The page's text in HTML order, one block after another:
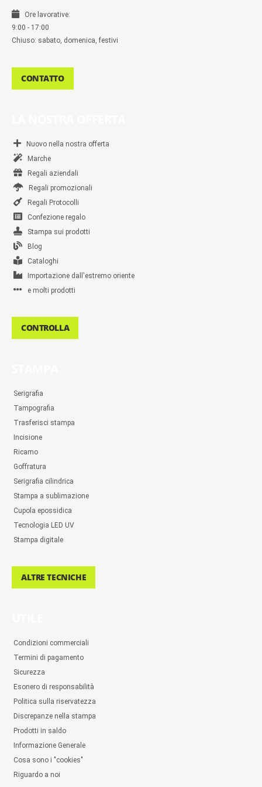
Ore lavorative:
9:00 - 17:00
Chiuso: sabato, domenica, festivi
CONTATTO
Nuovo nella nostra offerta
Marche
Regali aziendali
Regali promozionali
Regali Protocolli
Confezione regalo
Stampa sui prodotti
Blog
Cataloghi
Importazione dall'estremo oriente
e molti prodotti
CONTROLLA
Serigrafia
Tampografia
Trasferisci stampa
Incisione
Ricamo
Goffratura
Serigrafia cilindrica
Stampa a sublimazione
Cupola epossidica
Tecnologia LED UV
Stampa digitale
ALTRE TECNICHE
Condizioni commerciali
Termini di pagamento
Sicurezza
Esonero di responsabilità
Politica sulla riservatezza
Discrepanze nella stampa
Prodotti in saldo
Informazione Generale
Cosa sono i "cookies"
Riguardo a noi